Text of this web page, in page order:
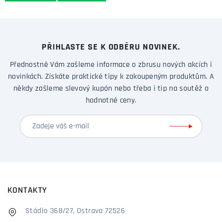
PŘIHLASTE SE K ODBĚRU NOVINEK.
Přednostně Vám zašleme informace o zbrusu nových akcích i
novinkách. Získáte praktické tipy k zakoupeným produktům. A
někdy zašleme slevový kupón nebo třeba i tip na soutěž o
hodnotné ceny.
KONTAKTY
Stádlo 368/27, Ostrava 72526